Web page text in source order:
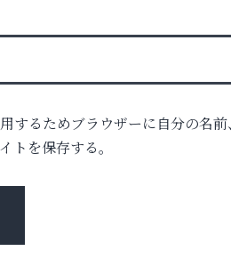
するためブラウザーに自分の名前
トを保存する。